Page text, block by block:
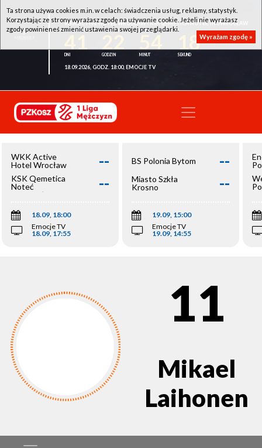
WKK ACTIVE HOTEL WROCŁAW - KSK QEMETICA NOTEĆ INOWROCŁAW
18
18.09.2026, GODZ. 18:00, EMOCJE TV
WKK Active
Hotel Wrocław
--
KSK Qemetica
Noteć
Inowrocław
--
18.09, 18:00
Emocje TV
18.09, 17:55
BS Polonia Bytom --
Miasto Szkła
Krosno
--
19.09, 15:00
Emocje TV
19.09, 14:55
11
Mikael
Laihonen
Ta strona używa cookies m.in. w celach: świadczenia usług, reklamy, statystyk.
Korzystając ze strony wyrażasz zgodę na używanie cookie. Jeżeli nie wyrażasz
zgody powinieneś zmienić ustawienia swojej przeglądarki.
Wyrażam zgodę »